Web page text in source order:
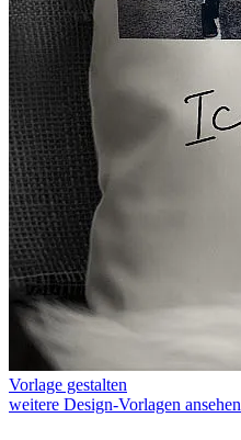
Vorlage gestalten
weitere Design-Vorlagen ansehen